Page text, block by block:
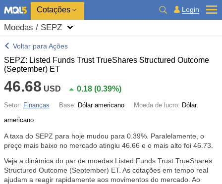
Cotações Login
Moedas / SEPZ
Voltar para Ações
SEPZ: Listed Funds Trust TrueShares Structured Outcome
(September) ET
46.68 USD 0.18 (0.39%)
Setor: Finanças Base: Dólar americano Moeda de lucro: Dólar
americano
A taxa do SEPZ para hoje mudou para 0.39% . Paralelamente, o
preço mais baixo no mercado atingiu 46.66 e o mais alto foi 46.73.
Veja a dinâmica do par de moedas Listed Funds Trust TrueShares
Structured Outcome (September) ET. As cotações em tempo real
ajudam a reagir rapidamente aos movimentos do mercado. Ao